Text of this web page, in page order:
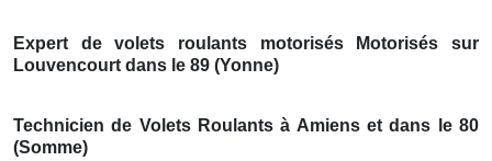
Expert de volets roulants motorisés Motorisés sur
Louvencourt dans le 89 (Yonne)
Technicien de Volets Roulants à Amiens et dans le 80
(Somme)